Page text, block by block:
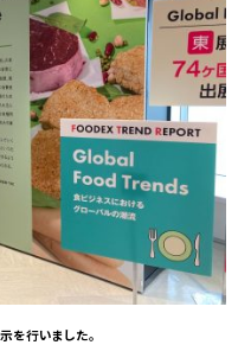
を行いました。